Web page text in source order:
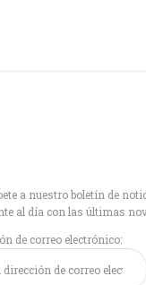
a nuestro boletín de
al día con las últimas
de correo electrónico: